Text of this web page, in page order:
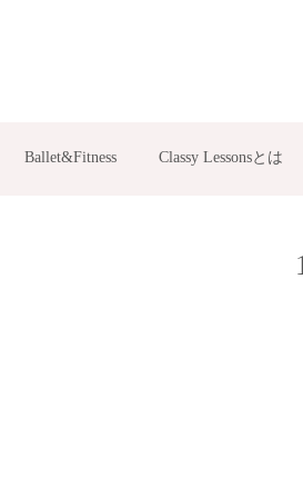
Ballet&Fitness Classy Lessonsとは